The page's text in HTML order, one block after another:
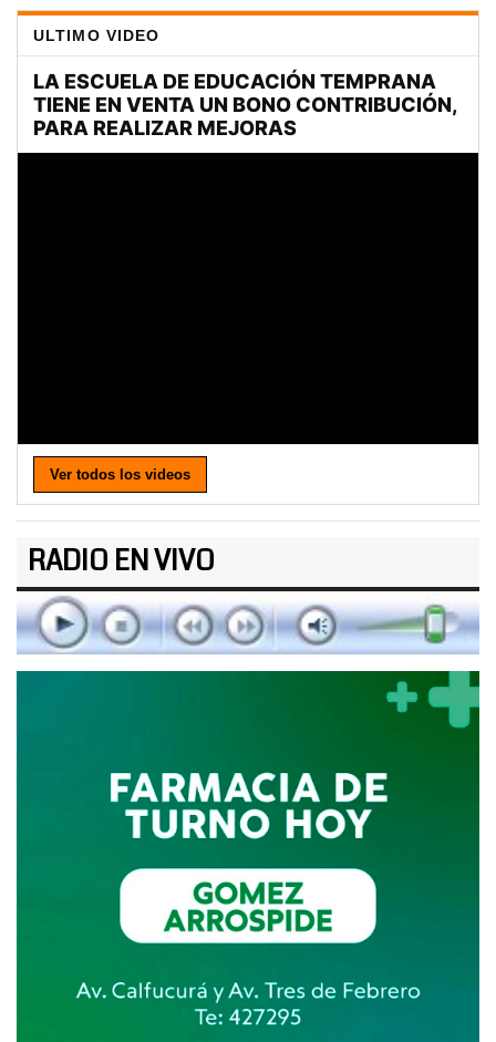
ULTIMO VIDEO
Ver todos los videos
RADIO EN VIVO